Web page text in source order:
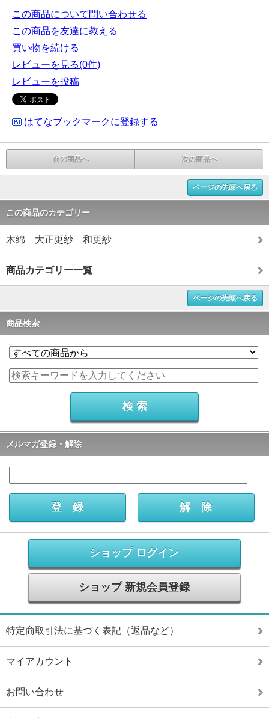
この商品について問い合わせる
この商品を友達に教える
買い物を続ける
レビューを見る(0件)
レビューを投稿
はてなブックマークに登録する
前の商品へ 次の商品へ
ページの先頭へ戻る
この商品のカテゴリー
木綿 大正更紗 和更紗
商品カテゴリー一覧
ページの先頭へ戻る
商品検索
メルマガ登録・解除
ショップ ログイン
ショップ 新規会員登録
特定商取引法に基づく表記（返品など）
マイアカウント
お問い合わせ